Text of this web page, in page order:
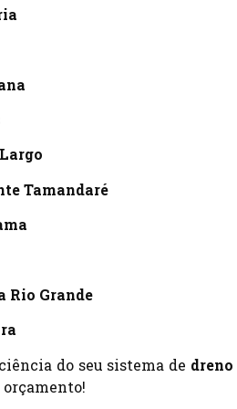
Tamandaré
Rio Grande
do seu sistema de dreno